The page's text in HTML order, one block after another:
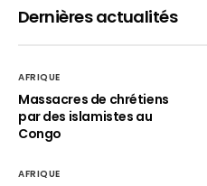
Dernières actualités
AFRIQUE
Massacres de chrétiens
par des islamistes au
Congo
AFRIQUE